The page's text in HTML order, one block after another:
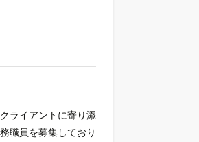
ライアントに寄り添
職員を募集しており